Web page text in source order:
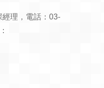
經理，電話：03-